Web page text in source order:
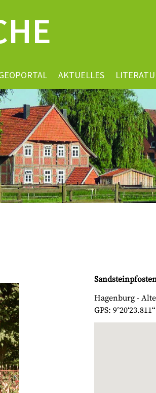
AKTUELLES
Hagenburg -
GPS: